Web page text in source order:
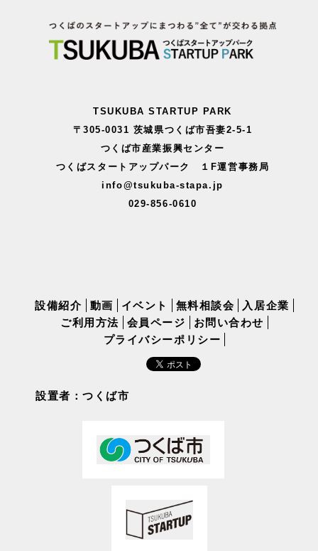
TSUKUBA STARTUP PARK
〒305-0031 茨城県つくば市吾妻2-5-1
つくば市産業振興センター
つくばスタートアップパーク １F運営事務局
info@tsukuba-stapa.jp
029-856-0610
設備紹介 動画 イベント 無料相談会
入居企業
ご利用方法
会員ページ
お問い合わせ
プライバシーポリシー
設置者：つくば市